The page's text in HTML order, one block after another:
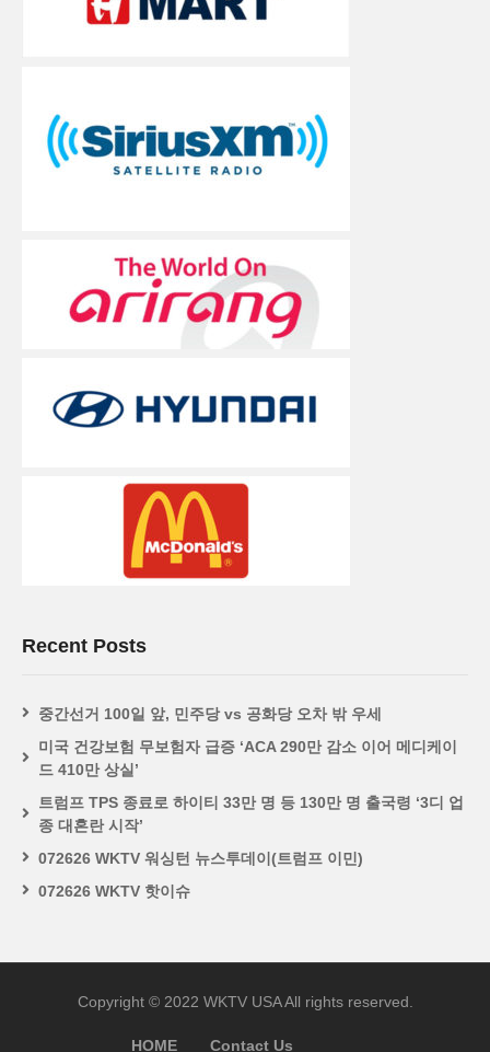
Recent Posts
중간선거 100일 앞, 민주당 vs 공화당 오차 밖 우세
미국 건강보험 무보험자 급증 ‘ACA 290만 감소 이어 메디케이
드 410만 상실’
트럼프 TPS 종료로 하이티 33만 명 등 130만 명 출국령 ‘3디 업
종 대혼란 시작’
072626 WKTV 워싱턴 뉴스투데이(트럼프 이민)
072626 WKTV 핫이슈
Copyright © 2022 WKTV USA All rights reserved.
HOME Contact Us